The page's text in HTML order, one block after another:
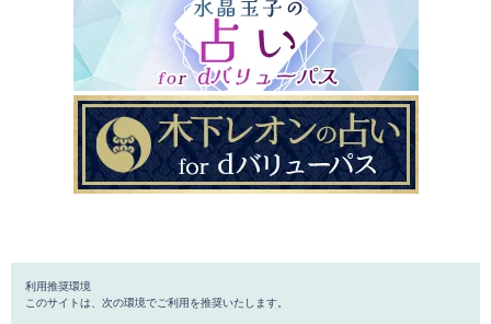
利用推奨環境
このサイトは、次の環境でご利用を推奨いたします。